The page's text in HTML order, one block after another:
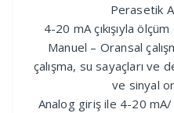
Perasetik
4-20 mA çıkışıyla
Manuel – Oransal
çalışma, su sayaçları ve
ve sinyal
Analog giriş ile 4-20